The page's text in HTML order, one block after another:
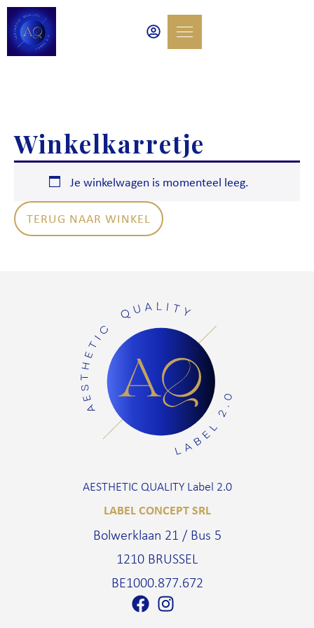
Winkelkarretje
Je winkelwagen is momenteel leeg.
TERUG NAAR WINKEL
AESTHETIC QUALITY Label 2.0
LABEL CONCEPT SRL
Bolwerklaan 21 / Bus 5
1210 BRUSSEL
BE1000.877.672